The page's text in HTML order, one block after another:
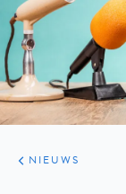
ARTIKELEN
HET
KORT
NIEUWS